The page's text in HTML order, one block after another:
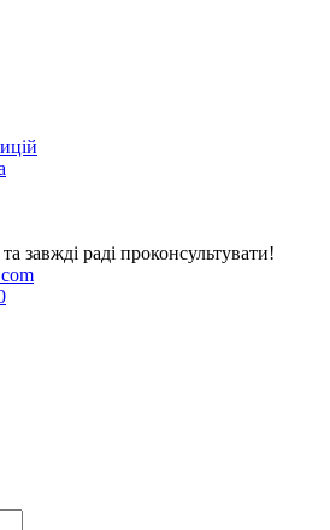
завжді раді проконсультувати!